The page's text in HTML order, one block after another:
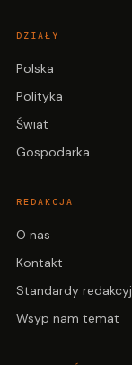
DZIAŁY
Polska
Polityka
Świat
Gospodarka
REDAKCJA
O nas
Kontakt
Standardy
Wsyp nam temat